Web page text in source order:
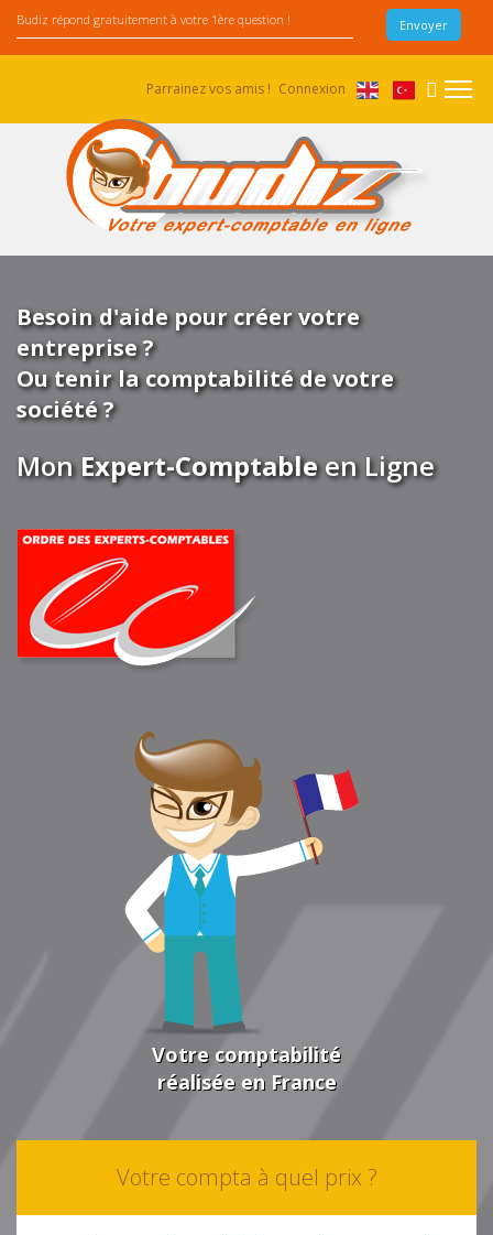
Parrainez vos amis ! Connexion
Besoin d'aide pour créer votre
entreprise ?
Ou tenir la comptabilité de votre
société ?
MonExpert-Comptableen Ligne
Votre comptabilité
réalisée en France
Votre compta à quel prix ?